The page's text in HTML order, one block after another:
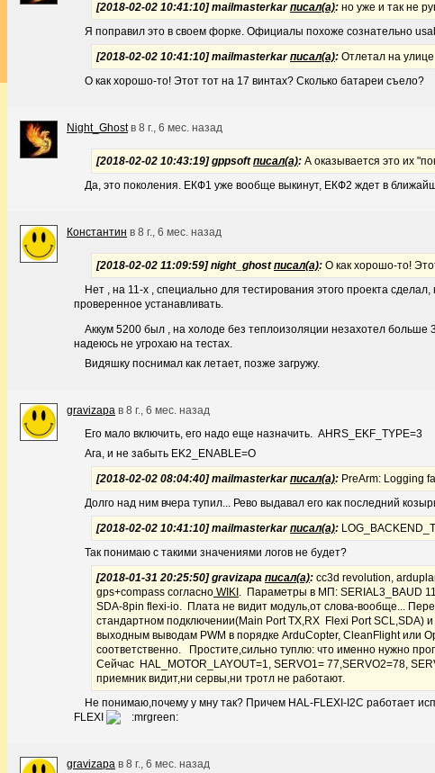
[2018-02-02 10:41:10] mailmasterkarписал(а): но уже и так не
Я поправил это в своем форке. Официалы похоже сознательно
[2018-02-02 10:41:10] mailmasterkarписал(а): Отлетал на
О как хорошо-то! Этот тот на 17 винтах? Сколько батареи съело?
Night_Ghostв 8 г., 6 мес. назад
[2018-02-02 10:43:19] gppsoftписал(а): А оказывается это их
Да, это поколения. ЕКФ1 уже вообще выкинут, ЕКФ2 ждет в
Константин в 8 г., 6 мес. назад
[2018-02-02 11:09:59] night_ghostписал(а): О как хорошо-то!
Нет , на 11-х , специально для тестирования этого проекта
проверенное устанавливать.
Аккум 5200 был , на холоде без теплоизоляции незахотел больше
надеюсь не угрохаю на тестах.
Видяшку поснимал как летает, позже загружу.
gravizapa в 8 г., 6 мес. назад
Его мало включить, его надо еще назначить. AHRS_EKF_TYPE=3
Ага, и не забыть EK2_ENABLE=O
[2018-02-02 08:04:40] mailmasterkarписал(а): PreArm: Logging
Долго над ним вчера тупил... Рево выдавал его как последний
[2018-02-02 10:41:10] mailmasterkarписал(а):
Так понимаю с такими значениями логов не будет?
[2018-01-31 20:25:50] gravizapa писал(а): cc3d revolution,
gps+compass согласно WIKI . Параметры в МП: SERIAL3_BAUD
SDA-8pin flexi-io. Плата не видит модуль,от слова-вообще...
стандартном подключении(Main Port TX,RX Flexi Port SCL,SDA)
выходным выводам PWM в порядке ArduCopter, CleanFlight или
соответственно. Простите,сильно туплю: что именно нужно
Сейчас HAL_MOTOR_LAYOUT=1, SERVO1= 77,SERVO2=78,
приемник видит,ни сервы,ни тротл не работают.
Не понимаю,почему у мну так? Причем HAL-FLEXI-I2C работает
FLEXI
gravizapa в 8 г., 6 мес. назад